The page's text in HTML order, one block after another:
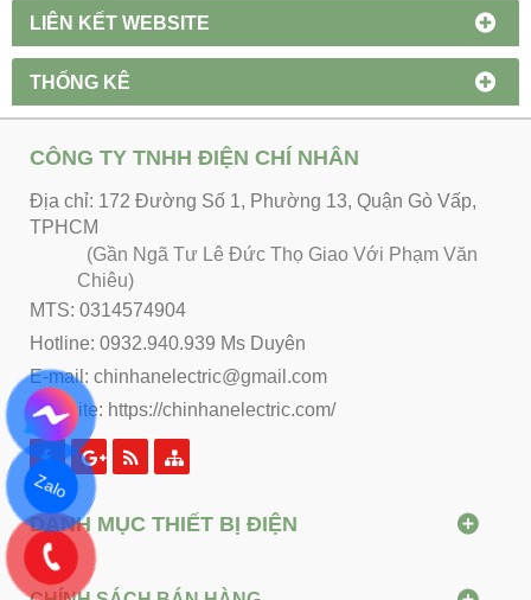
LIÊN KẾT WEBSITE
THỐNG KÊ
CÔNG TY TNHH ĐIỆN CHÍ NHÂN
Địa chỉ: 172 Đường Số 1, Phường 13, Quận Gò Vấp,
TPHCM
(Gần Ngã Tư Lê Đức Thọ Giao Với Phạm Văn
Chiêu)
MTS: 0314574904
Hotline: 0932.940.939 Ms Duyên
E-mail: chinhanelectric@gmail.com
Website: https://chinhanelectric.com/
DANH MỤC THIẾT BỊ ĐIỆN
Zalo